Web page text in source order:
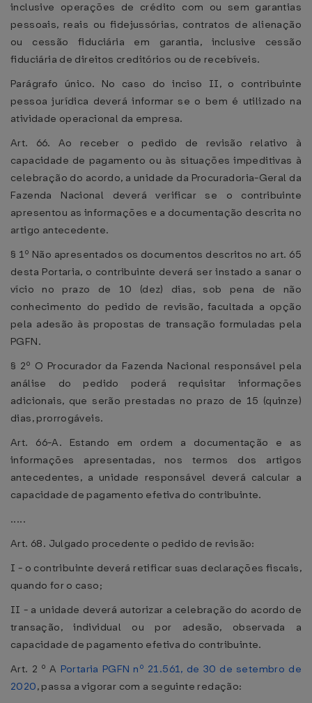
inclusive operações de crédito com ou sem garantias
pessoais, reais ou fidejussórias, contratos de alienação
ou cessão fiduciária em garantia, inclusive cessão
fiduciária de direitos creditórios ou de recebíveis.
Parágrafo único. No caso do inciso II, o contribuinte
pessoa jurídica deverá informar se o bem é utilizado na
atividade operacional da empresa.
Art. 66. Ao receber o pedido de revisão relativo à
capacidade de pagamento ou às situações impeditivas à
celebração do acordo, a unidade da Procuradoria-Geral da
Fazenda Nacional deverá verificar se o contribuinte
apresentou as informações e a documentação descrita no
artigo antecedente.
§ 1º Não apresentados os documentos descritos no art. 65
desta Portaria, o contribuinte deverá ser instado a sanar o
vício no prazo de 10 (dez) dias, sob pena de não
conhecimento do pedido de revisão, facultada a opção
pela adesão às propostas de transação formuladas pela
PGFN.
§ 2º O Procurador da Fazenda Nacional responsável pela
análise do pedido poderá requisitar informações
adicionais, que serão prestadas no prazo de 15 (quinze)
dias, prorrogáveis.
Art. 66-A. Estando em ordem a documentação e as
informações apresentadas, nos termos dos artigos
antecedentes, a unidade responsável deverá calcular a
capacidade de pagamento efetiva do contribuinte.
.....
Art. 68. Julgado procedente o pedido de revisão:
I - o contribuinte deverá retificar suas declarações fiscais,
quando for o caso;
II - a unidade deverá autorizar a celebração do acordo de
transação, individual ou por adesão, observada a
capacidade de pagamento efetiva do contribuinte.
Art. 2 º A Portaria PGFN nº 21.561, de 30 de setembro de
2020, passa a vigorar com a seguinte redação: